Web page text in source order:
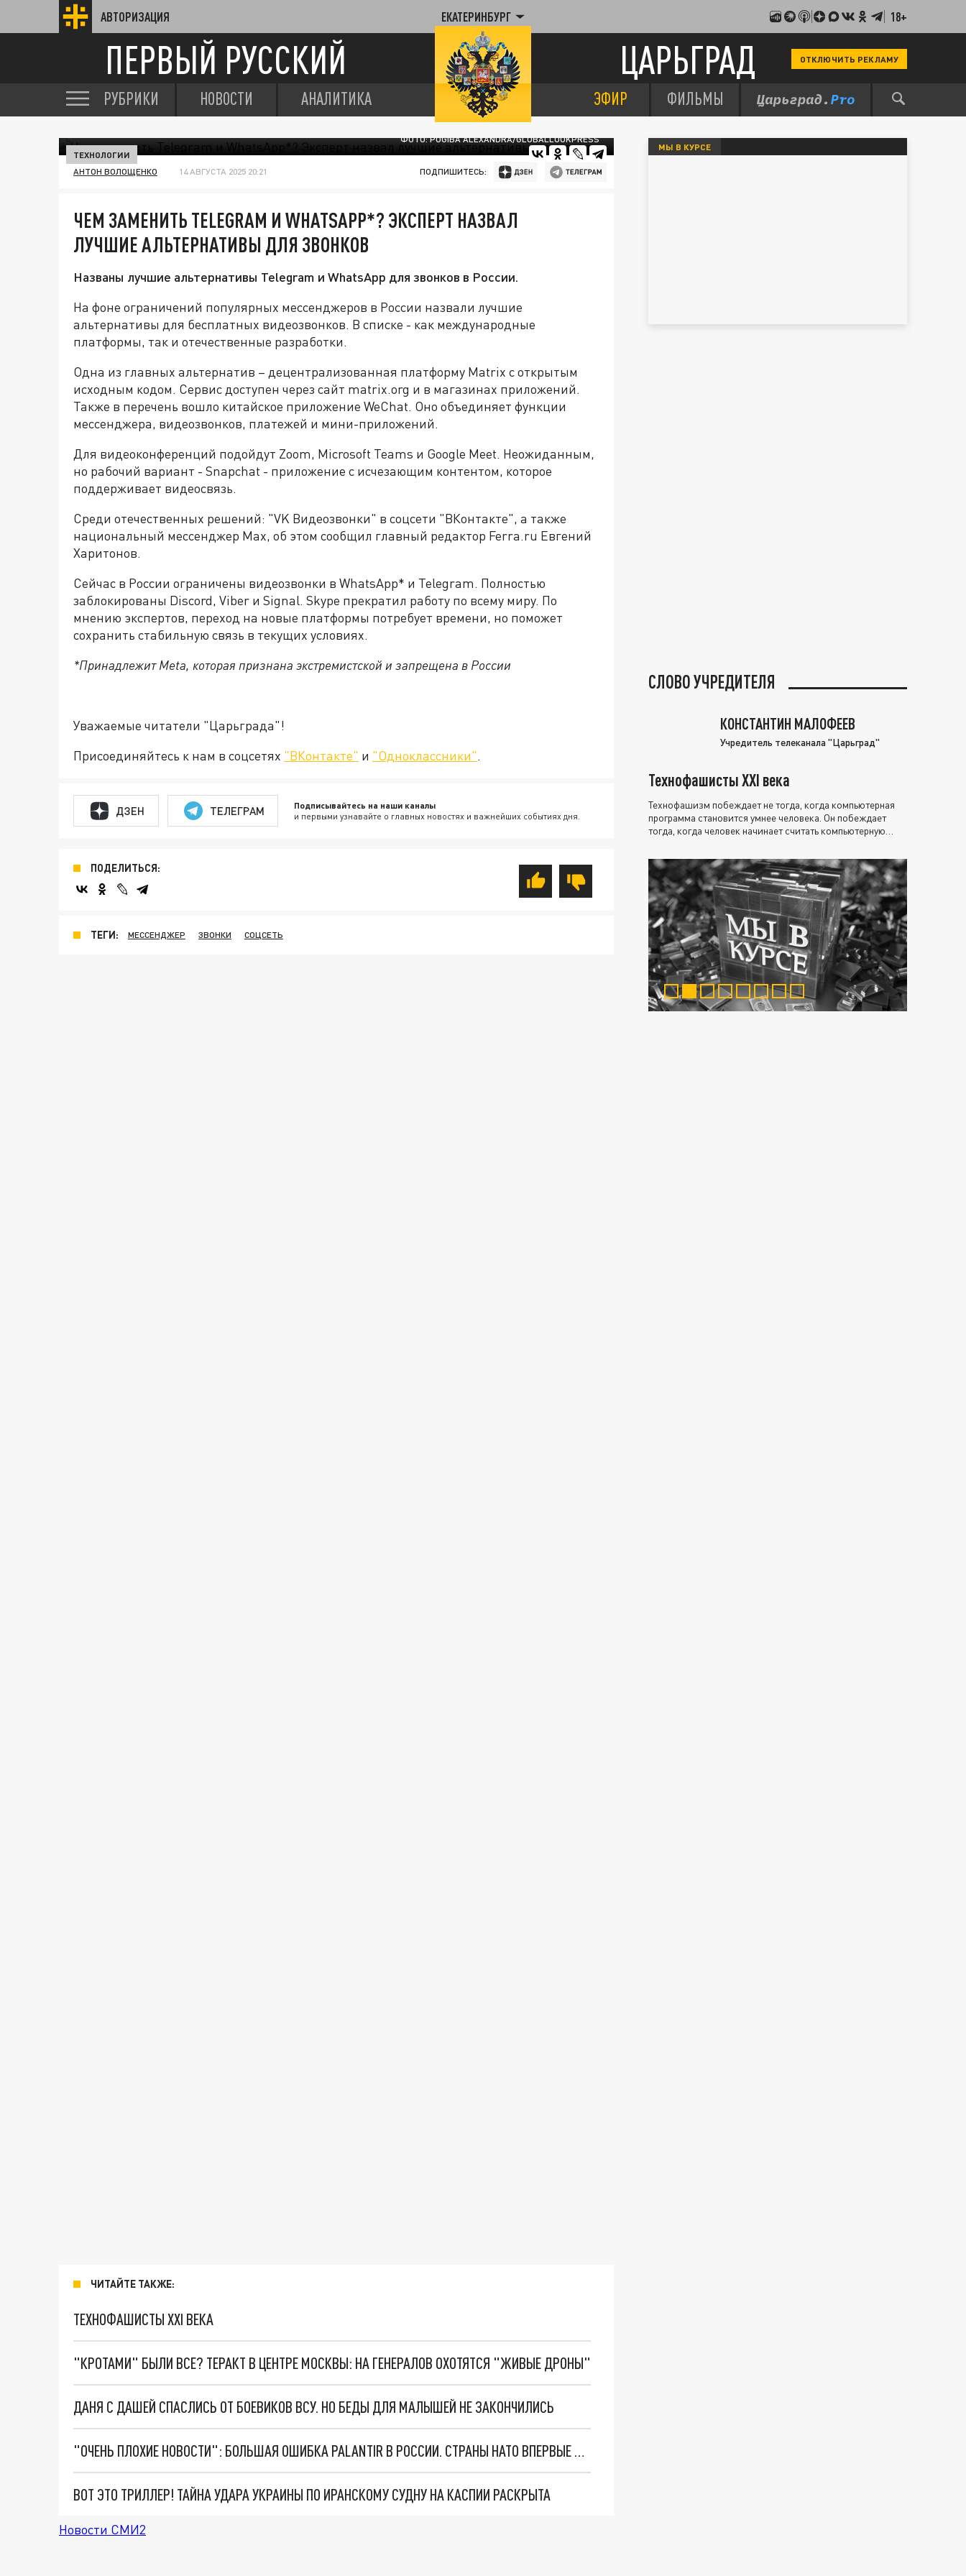
АВТОРИЗАЦИЯ ЕКАТЕРИНБУРГ 18+
ПЕРВЫЙ РУССКИЙ ЦАРЬГРАД ОТКЛЮЧИТЬ РЕКЛАМУ
РУБРИКИ НОВОСТИ АНАЛИТИКА ЭФИР ФИЛЬМЫ
ФОТО: POGIBA ALEXANDRA/GLOBALLOOKPRESS
ТЕХНОЛОГИИ
АНТОН ВОЛОЩЕНКО 14 АВГУСТА 2025 20:21 ПОДПИШИТЕСЬ:
ЧЕМ ЗАМЕНИТЬ TELEGRAM И WHATSAPP*? ЭКСПЕРТ НАЗВАЛ
ЛУЧШИЕ АЛЬТЕРНАТИВЫ ДЛЯ ЗВОНКОВ
Названы лучшие альтернативы Telegram и WhatsApp для звонков в России.
На фоне ограничений популярных мессенджеров в России назвали лучшие
альтернативы для бесплатных видеозвонков. В списке - как международные
платформы, так и отечественные разработки.
Одна из главных альтернатив – децентрализованная платформу Matrix с открытым
исходным кодом. Сервис доступен через сайт matrix.org и в магазинах приложений.
Также в перечень вошло китайское приложение WeChat. Оно объединяет функции
мессенджера, видеозвонков, платежей и мини-приложений.
Для видеоконференций подойдут Zoom, Microsoft Teams и Google Meet. Неожиданным,
но рабочий вариант - Snapchat - приложение с исчезающим контентом, которое
поддерживает видеосвязь.
Среди отечественных решений: "VK Видеозвонки" в соцсети "ВКонтакте", а также
национальный мессенджер Max, об этом сообщил главный редактор Ferra.ru Евгений
Харитонов.
Сейчас в России ограничены видеозвонки в WhatsApp* и Telegram. Полностью
заблокированы Discord, Viber и Signal. Skype прекратил работу по всему миру. По
мнению экспертов, переход на новые платформы потребует времени, но поможет
сохранить стабильную связь в текущих условиях.
*Принадлежит Meta, которая признана экстремистской и запрещена в России
Уважаемые читатели "Царьграда"!
Присоединяйтесь к нам в соцсетях "ВКонтакте" и "Одноклассники".
ДЗЕН ТЕЛЕГРАМ Подписывайтесь на наши каналы
и первыми узнавайте о главных новостях и важнейших событиях дня.
ПОДЕЛИТЬСЯ:
ТЕГИ: МЕССЕНДЖЕР ЗВОНКИ СОЦСЕТЬ
ЧИТАЙТЕ ТАКЖЕ:
ТЕХНОФАШИСТЫ XXI ВЕКА
"КРОТАМИ" БЫЛИ ВСЕ? ТЕРАКТ В ЦЕНТРЕ МОСКВЫ: НА ГЕНЕРАЛОВ ОХОТЯТСЯ "ЖИВЫЕ ДРОНЫ"
ДАНЯ С ДАШЕЙ СПАСЛИСЬ ОТ БОЕВИКОВ ВСУ. НО БЕДЫ ДЛЯ МАЛЫШЕЙ НЕ ЗАКОНЧИЛИСЬ
"ОЧЕНЬ ПЛОХИЕ НОВОСТИ": БОЛЬШАЯ ОШИБКА PALANTIR В РОССИИ. СТРАНЫ НАТО ВПЕРВЫЕ ЗА СВО ОСТАНОВИЛИ ПОСТАВКИ ОРУЖИЯ. ВСУ ТЕРЯЮТ ПРИГРАНИЧЬЕ?
ВОТ ЭТО ТРИЛЛЕР! ТАЙНА УДАРА УКРАИНЫ ПО ИРАНСКОМУ СУДНУ НА КАСПИИ РАСКРЫТА
Новости СМИ2
МЫ В КУРСЕ
СЛОВО УЧРЕДИТЕЛЯ
КОНСТАНТИН МАЛОФЕЕВ
Учредитель телеканала "Царьград"
Технофашисты XXI века
Технофашизм побеждает не тогда, когда компьютерная
программа становится умнее человека. Он побеждает
тогда, когда человек начинает считать компьютерную